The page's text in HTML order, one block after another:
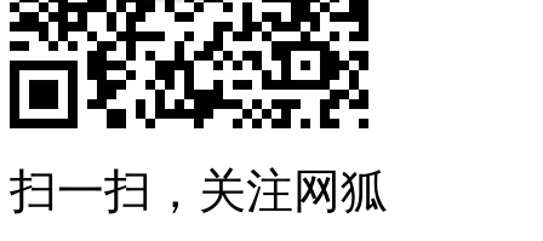
扫一扫，关注网狐